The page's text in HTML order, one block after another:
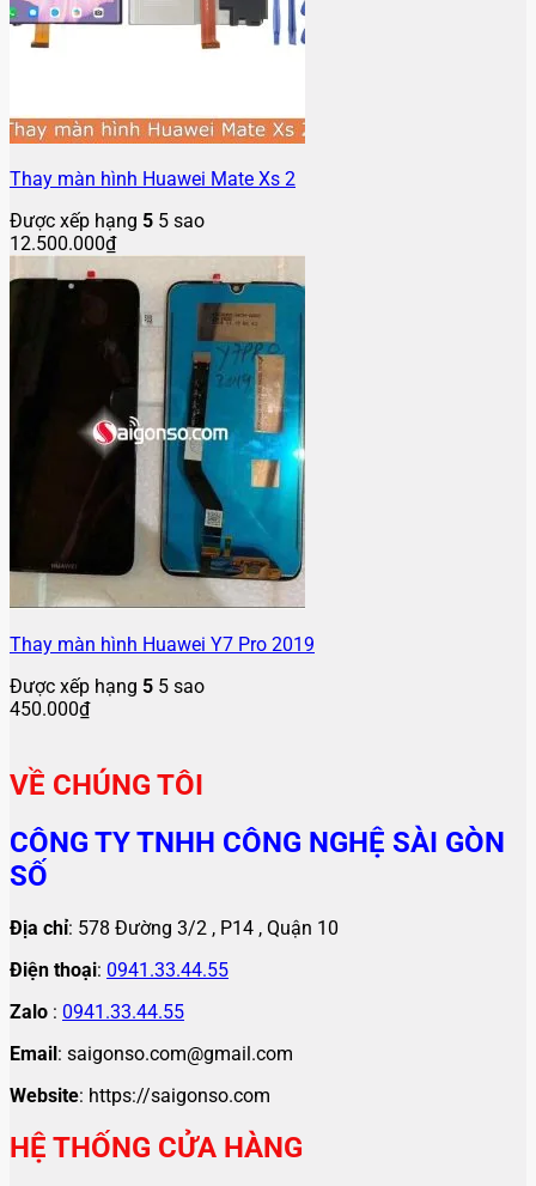
Thay màn hình Huawei Mate Xs 2
Được xếp hạng 5 5 sao
12.500.000₫
Thay màn hình Huawei Y7 Pro 2019
Được xếp hạng 5 5 sao
450.000₫
VỀ CHÚNG TÔI
CÔNG TY TNHH CÔNG NGHỆ SÀI GÒN
SỐ
Địa chỉ: 578 Đường 3/2 , P14 , Quận 10
Điện thoại: 0941.33.44.55
Zalo : 0941.33.44.55
Email: saigonso.com@gmail.com
Website: https://saigonso.com
HỆ THỐNG CỬA HÀNG